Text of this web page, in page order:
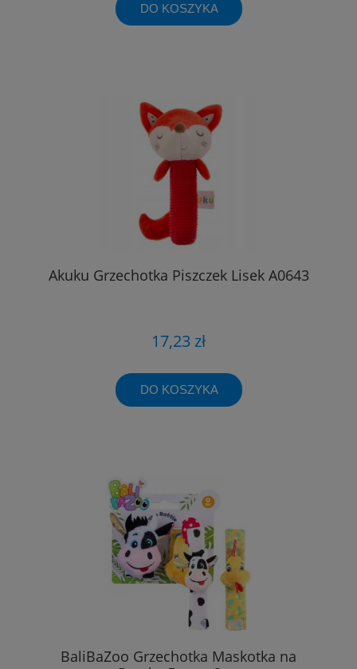
DO KOSZYKA
Akuku Grzechotka Piszczek Lisek A0643
17,23 zł
DO KOSZYKA
BaliBaZoo Grzechotka Maskotka na